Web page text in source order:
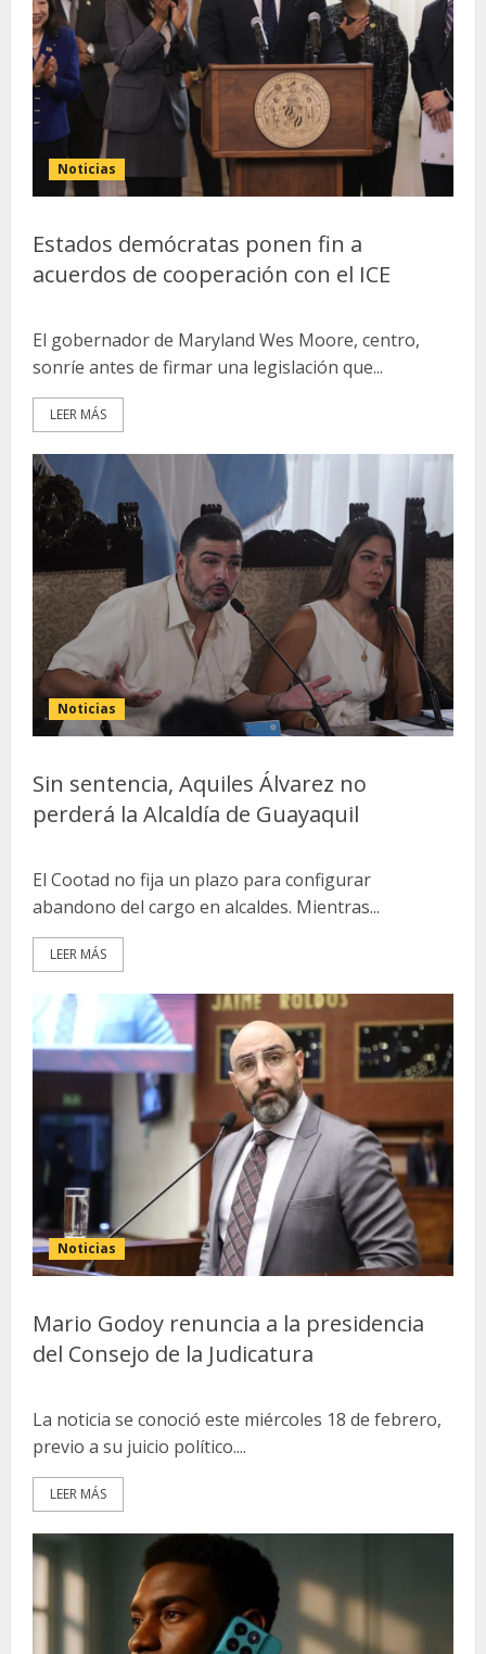
Noticias
Estados demócratas ponen fin a
acuerdos de cooperación con el ICE
El gobernador de Maryland Wes Moore, centro,
sonríe antes de firmar una legislación que...
LEER MÁS
Noticias
Sin sentencia, Aquiles Álvarez no
perderá la Alcaldía de Guayaquil
El Cootad no fija un plazo para configurar
abandono del cargo en alcaldes. Mientras...
LEER MÁS
Noticias
Mario Godoy renuncia a la presidencia
del Consejo de la Judicatura
La noticia se conoció este miércoles 18 de febrero,
previo a su juicio político....
LEER MÁS